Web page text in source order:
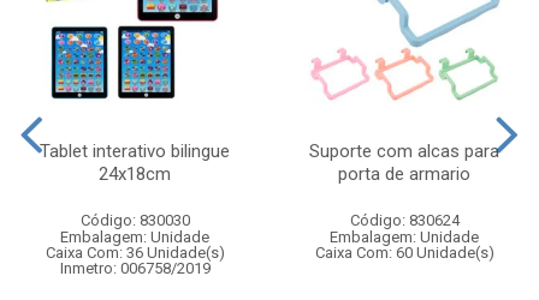
Tablet interativo bilingue
24x18cm
Código: 830030
Embalagem: Unidade
Caixa Com: 36 Unidade(s)
Inmetro: 006758/2019
Suporte com alcas para
porta de armario
Código: 830624
Embalagem: Unidade
Caixa Com: 60 Unidade(s)